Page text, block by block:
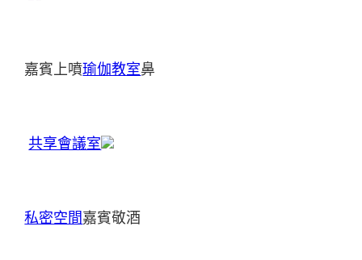
嘉賓上噴瑜伽教室鼻
共享會議室
私密空間嘉賓敬酒